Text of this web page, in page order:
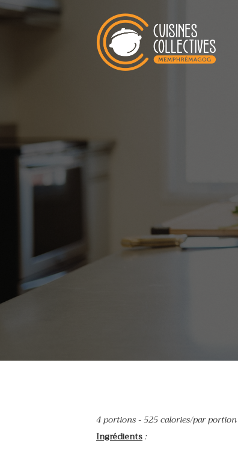
4 portions -525 calories/par portion
Ingrédients: